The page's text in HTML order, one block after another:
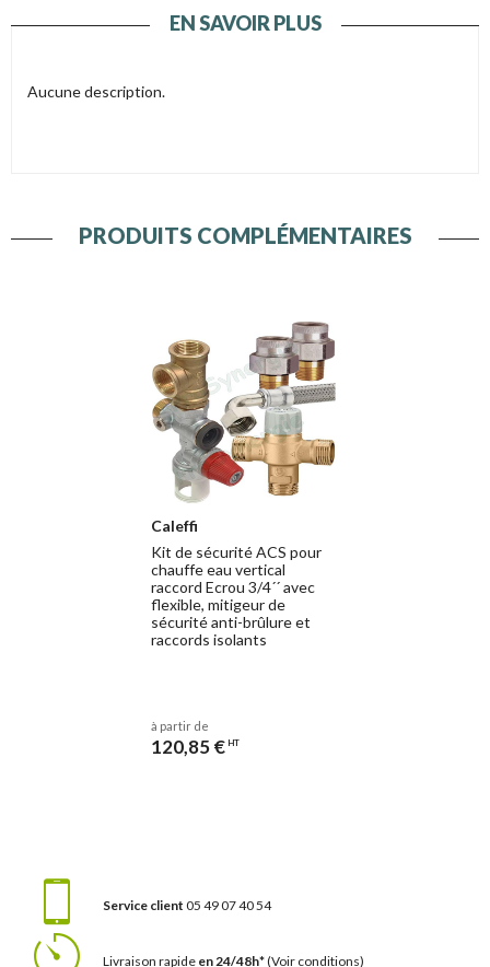
EN SAVOIR PLUS
Aucune description.
PRODUITS COMPLÉMENTAIRES
Caleffi
Kit de sécurité ACS pour
chauffe eau vertical
raccord Ecrou 3/4´´ avec
flexible, mitigeur de
sécurité anti-brûlure et
raccords isolants
à partir de
120,85 € HT
Service client 05 49 07 40 54
Livraison rapide en 24/48h*(Voir conditions)